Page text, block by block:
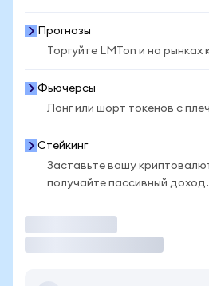
Прогнозы
Торгуйте LMTon и на рынках
Фьючерсы
Лонг или шорт токенов с
Стейкинг
Заставьте вашу
получайте пассивный доход.